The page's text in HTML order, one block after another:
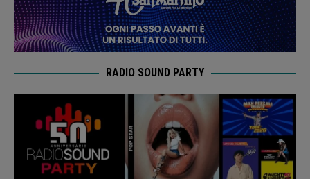
RADIO SOUND PARTY